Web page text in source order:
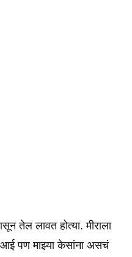
तेल लावत होत्या. मीराला
पण माझ्या केसांना असचं